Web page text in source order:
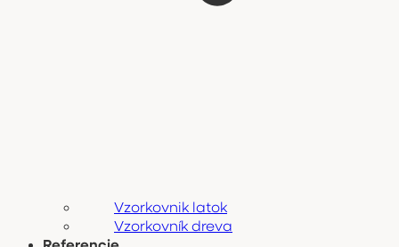
Vzorkovnik latok
Vzorkovník dreva